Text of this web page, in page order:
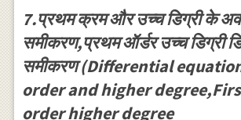
=\frac {
-3\left( x+y
\right) \pm
\left( x-y
\right) }{
\frac { \left(
1+2v
\right) }{
\left( { v
7.प्रथम क्रम और उच्च डिग्री के
समीकरण,प्रथम ऑर्डर उच्च डिग्री
समीकरण (Differential
order and higher
order higher degree